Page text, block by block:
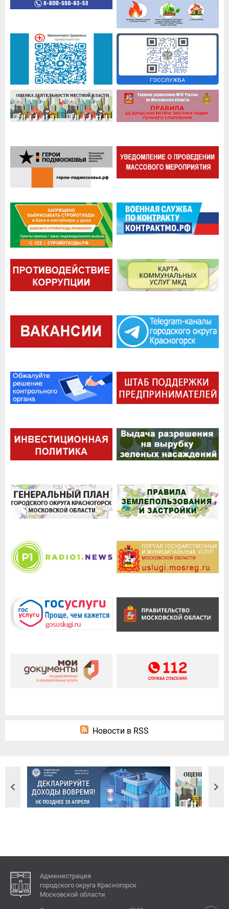
Новости в RSS
Администрация
городского округа Красногорск
Московской области